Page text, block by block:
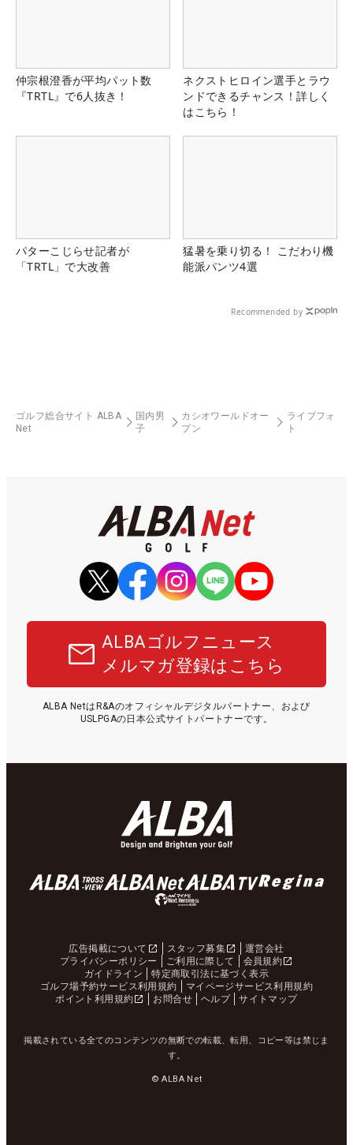
仲宗根澄香が平均パット数
『TRTL』で6人抜き！
ネクストヒロイン選手とラウ
ンドできるチャンス！詳しく
はこちら！
パターこじらせ記者が
「TRTL」で大改善
猛暑を乗り切る！ こだわり機
能派パンツ4選
Recommended by
ゴルフ総合サイト ALBA
Net
国内男
子
カシオワールドオー
プン
ライブフォ
ト
ALBAゴルフニュース
メルマガ登録はこちら
ALBA NetはR&Aのオフィシャルデジタルパートナー、および
USLPGAの日本公式サイトパートナーです。
広告掲載について スタッフ募集
運営会社
プライバシーポリシー
ご利用に際して
会員規約
ガイドライン
特定商取引法に基づく表示
ゴルフ場予約サービス利用規約
マイページサービス利用規約
ポイント利用規約
お問合せ ヘルプ サイトマップ
掲載されている全てのコンテンツの無断での転載、転用、コピー等は禁じま
す。
© ALBA Net